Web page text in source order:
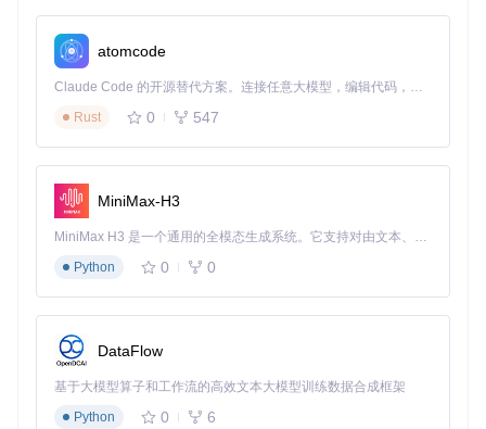
的PowerShell脚本
设置输出路径：在"Target file"输入框指定EXE文件保存位
置
自定义程序属性：填写版本号、产品名称和文件描述等信
点击"Compile"按钮开始转换
命令行操作：高效批量处理
对于需要批量转换或集成到自动化流程的场景，可使用命令行
.\ps2exe.ps1 -inputFile "你的脚本.ps1" -outputFile "输出程
注意事项：确保PowerShell脚本在转换前能正常运行，避免
场景拓展：Win-PS2EXE的实际应用案例
atomcode
Claude Code 的开源替代方案。连接任意大模型，编辑代码，运行命令，自动验证 — 全自动执行。用 Rust 构建，极致性能。 ｜ An open-source alternative to Claude Code. Connect any LLM, edit code, run commands, and verify changes — autonomously. Built in Rust for speed. Get Started
Rust
0 547
MiniMax-H3
MiniMax H3 是一个通用的全模态生成系统。它支持对由文本、图像、视频和音频组成的多模态上下文进行统一理解，并能生成分辨率高达 2K、时长可达 15 秒的带原生立体声音频的视频。得益于面向任务泛化的系统设计，H3 在预训练阶段就已具备广泛的多模态上下文理解与生成能力，能够出色地执行复杂的多模态指令。
Python
0 0
DataFlow
基于大模型算子和工作流的高效文本大模型训练数据合成框架
Python
0 6